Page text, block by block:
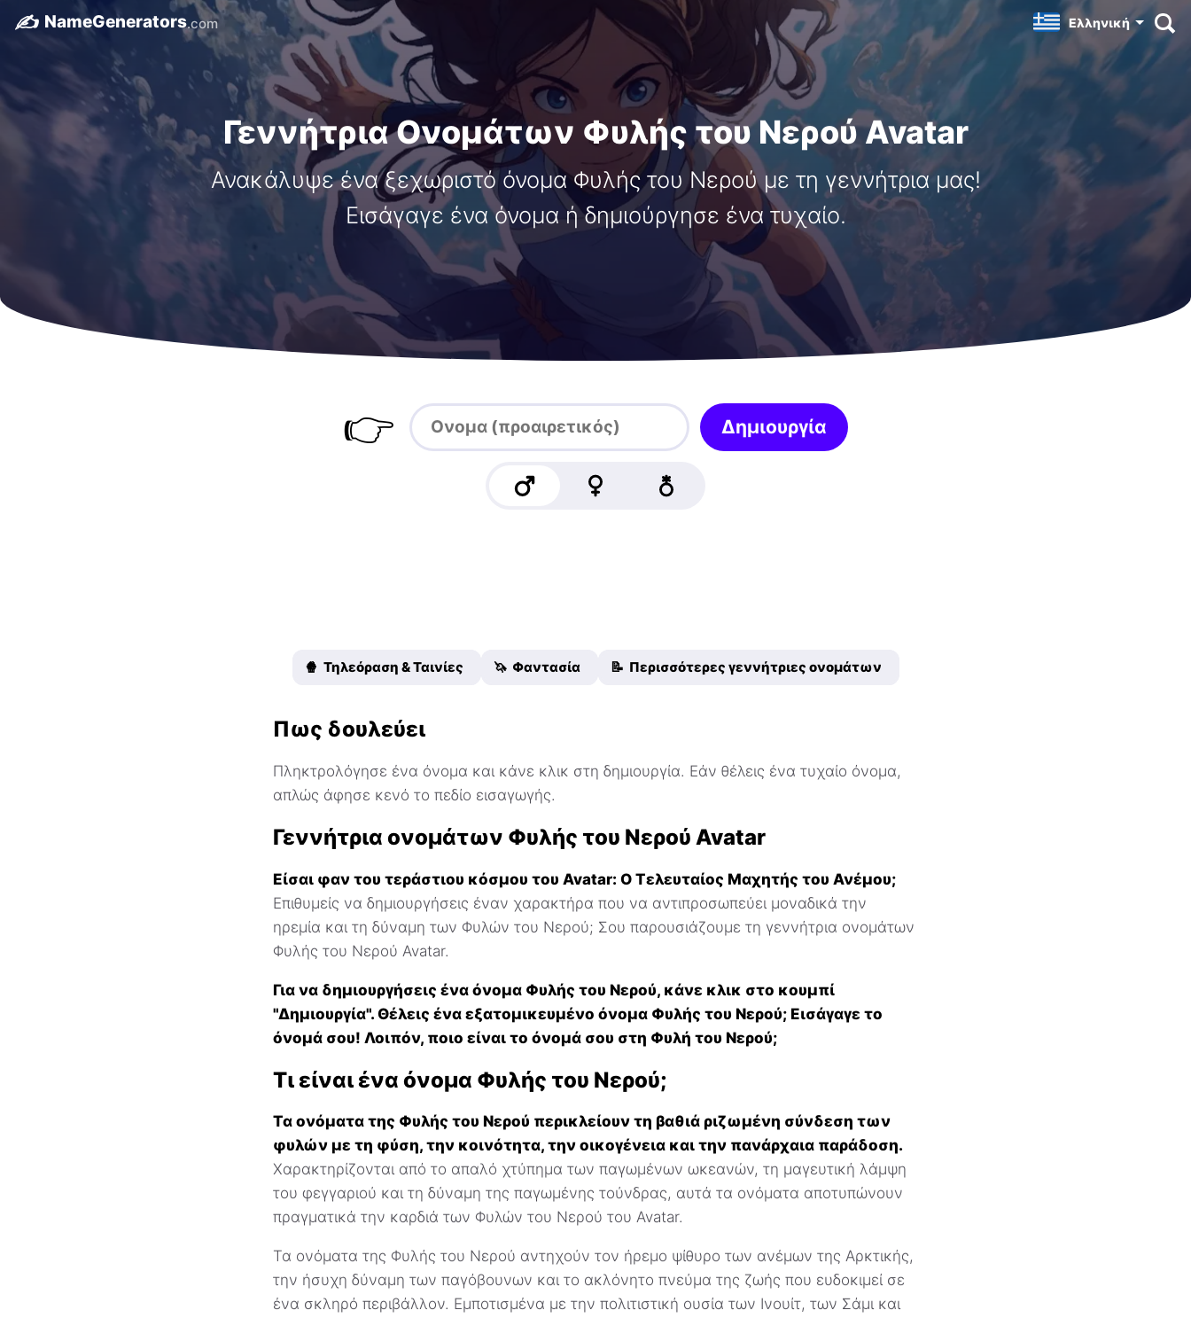
✍️ NameGenerators.com Ελληνική
Γεννήτρια Ονομάτων Φυλής του Νερού Avatar
Ανακάλυψε ένα ξεχωριστό όνομα Φυλής του Νερού με τη γεννήτρια μας!
Εισάγαγε ένα όνομα ή δημιούργησε ένα τυχαίο.
👉 Δημιουργία
🍿 Τηλεόραση & Ταινίες 🦄 Φαντασία 📝 Περισσότερες γεννήτριες ονομάτων
Πως δουλεύει
Πληκτρολόγησε ένα όνομα και κάνε κλικ στη δημιουργία. Εάν θέλεις ένα τυχαίο όνομα,
απλώς άφησε κενό το πεδίο εισαγωγής.
Γεννήτρια ονομάτων Φυλής του Νερού Avatar
Είσαι φαν του τεράστιου κόσμου του Avatar: Ο Τελευταίος Μαχητής του Ανέμου;
Επιθυμείς να δημιουργήσεις έναν χαρακτήρα που να αντιπροσωπεύει μοναδικά την
ηρεμία και τη δύναμη των Φυλών του Νερού; Σου παρουσιάζουμε τη γεννήτρια ονομάτων
Φυλής του Νερού Avatar.
Για να δημιουργήσεις ένα όνομα Φυλής του Νερού, κάνε κλικ στο κουμπί
"Δημιουργία". Θέλεις ένα εξατομικευμένο όνομα Φυλής του Νερού; Εισάγαγε το
όνομά σου! Λοιπόν, ποιο είναι το όνομά σου στη Φυλή του Νερού;
Τι είναι ένα όνομα Φυλής του Νερού;
Τα ονόματα της Φυλής του Νερού περικλείουν τη βαθιά ριζωμένη σύνδεση των
φυλών με τη φύση, την κοινότητα, την οικογένεια και την πανάρχαια παράδοση.
Χαρακτηρίζονται από το απαλό χτύπημα των παγωμένων ωκεανών, τη μαγευτική λάμψη
του φεγγαριού και τη δύναμη της παγωμένης τούνδρας, αυτά τα ονόματα αποτυπώνουν
πραγματικά την καρδιά των Φυλών του Νερού του Avatar.
Τα ονόματα της Φυλής του Νερού αντηχούν τον ήρεμο ψίθυρο των ανέμων της Αρκτικής,
την ήσυχη δύναμη των παγόβουνων και το ακλόνητο πνεύμα της ζωής που ευδοκιμεί σε
ένα σκληρό περιβάλλον. Εμποτισμένα με την πολιτιστική ουσία των Ινουίτ, των Σάμι και